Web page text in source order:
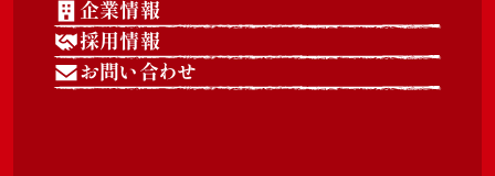
企業情報
採用情報
お問い合わせ